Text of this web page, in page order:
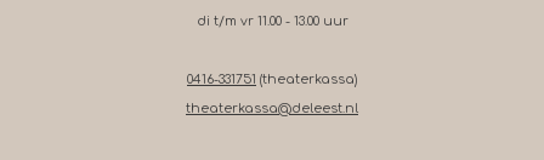
di t/m vr 11.00 - 13.00 uur
0416-331751 (theaterkassa)
theaterkassa@deleest.nl